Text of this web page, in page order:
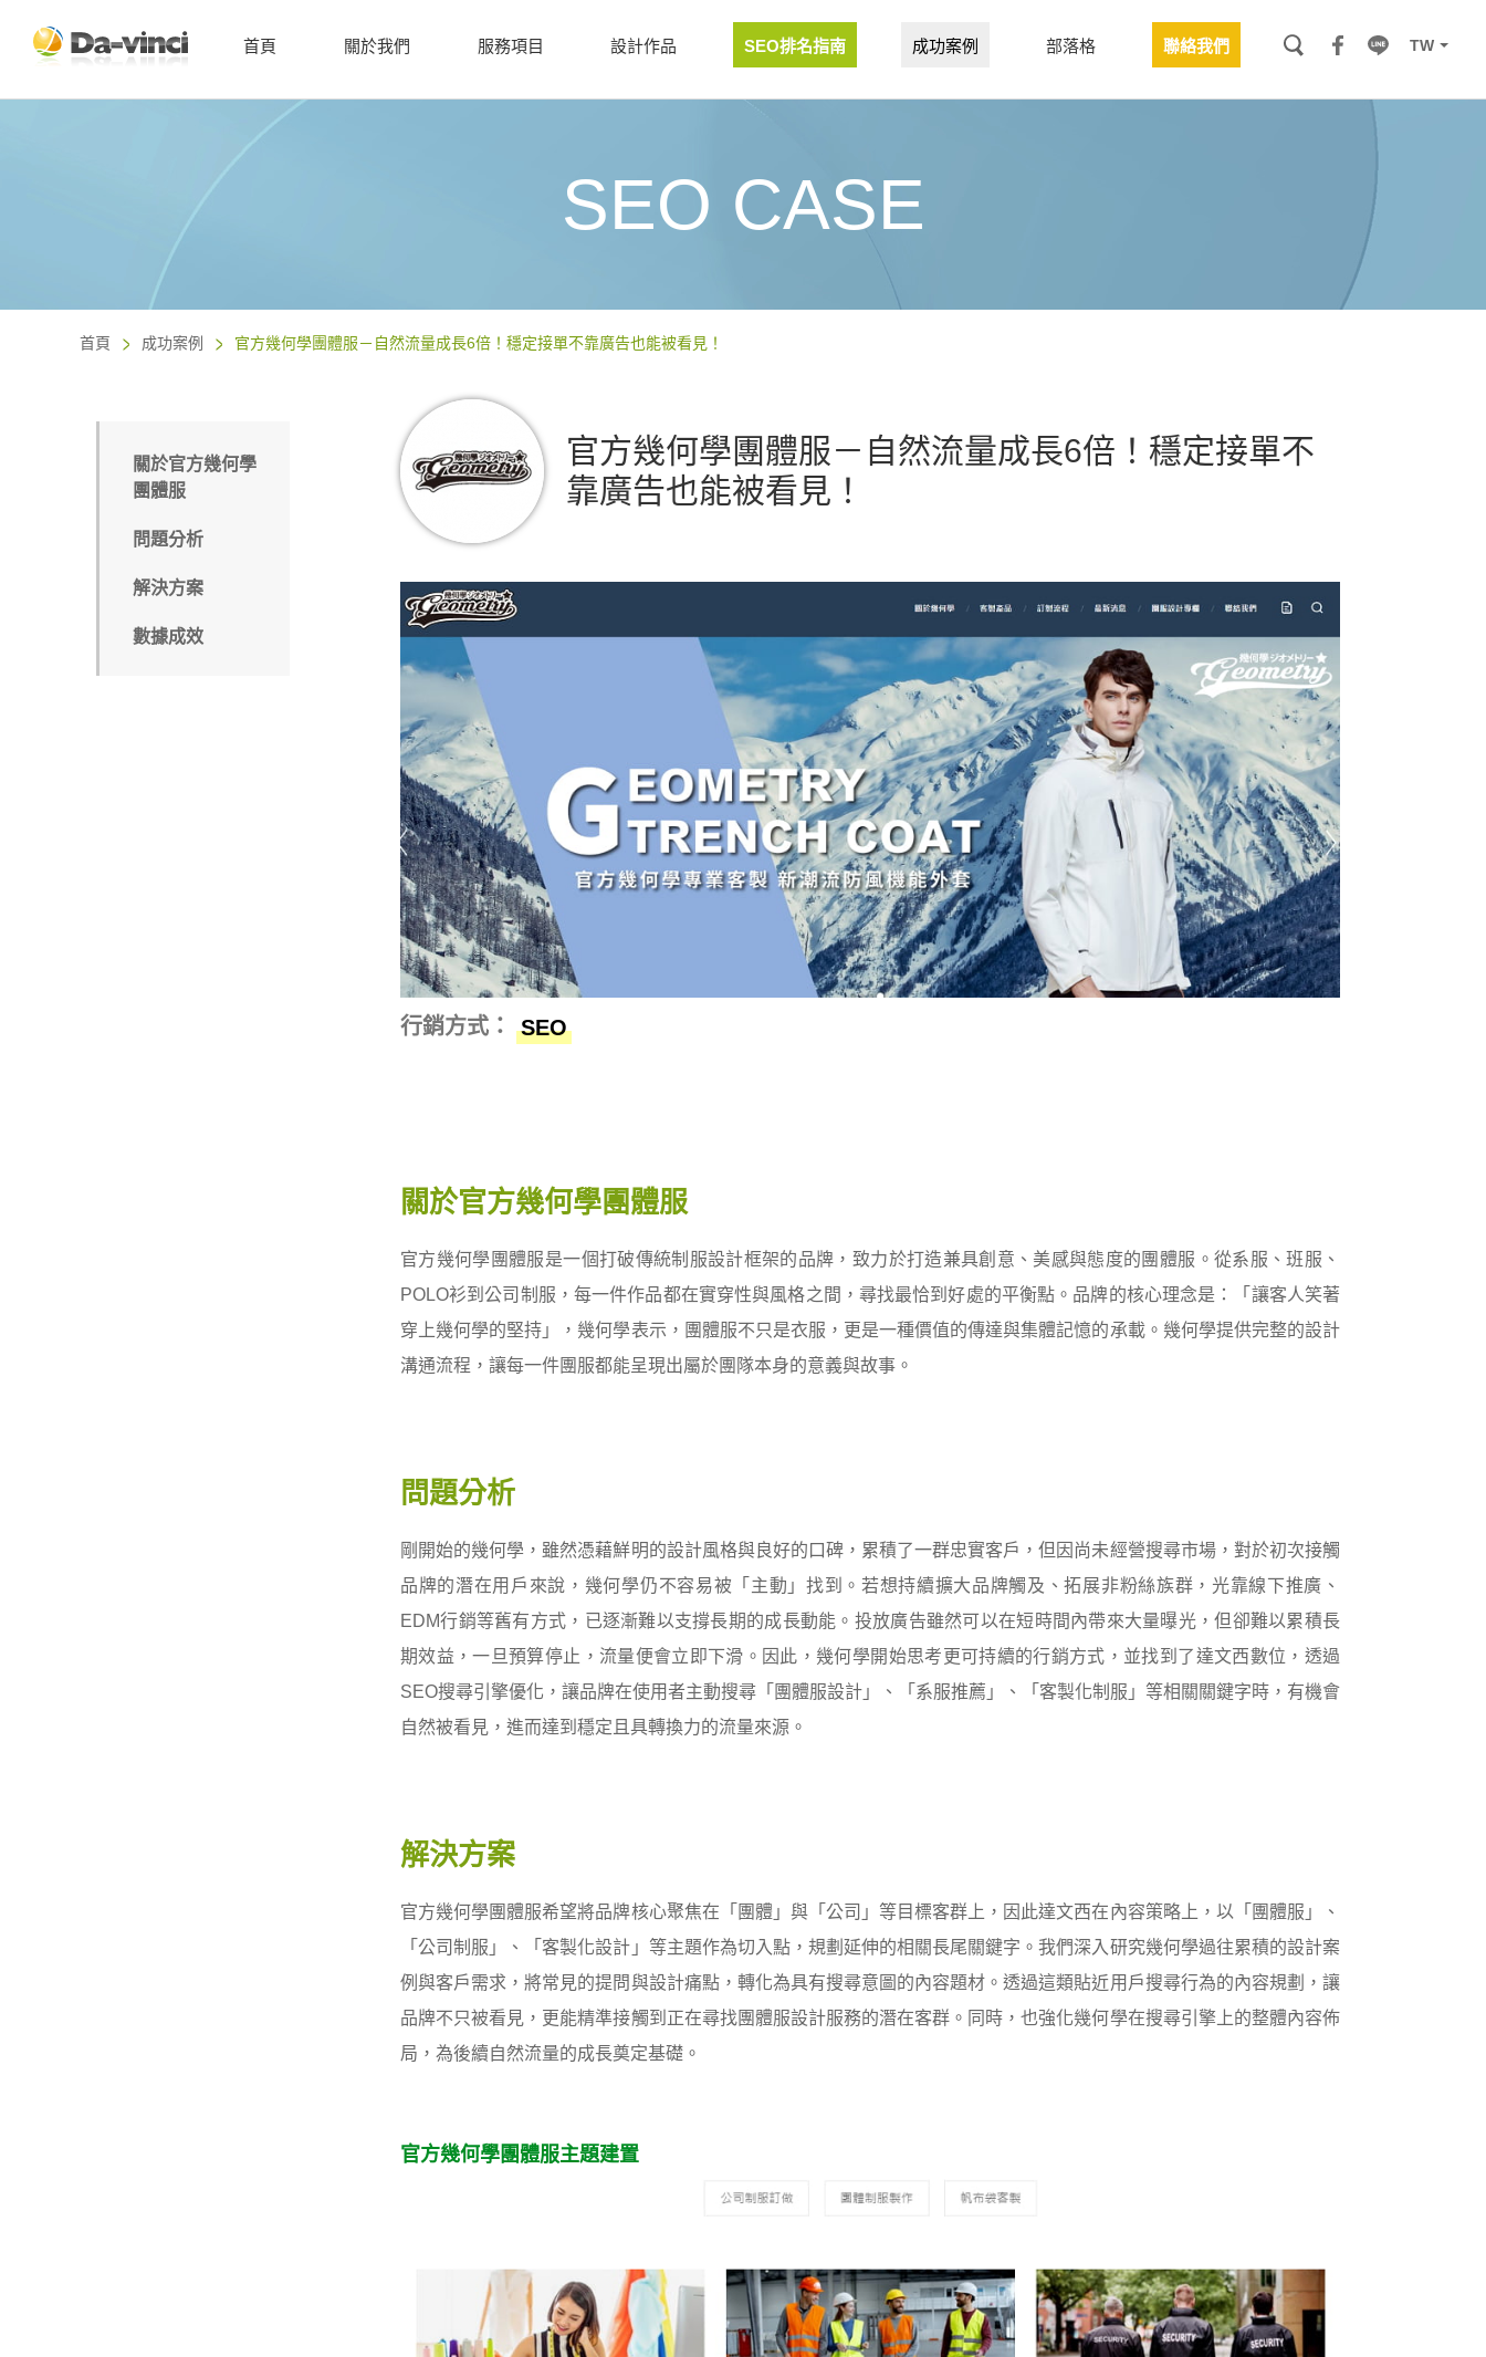
TW
首頁 關於我們 服務項目 設計作品 SEO排名指南 成功案例 部落格 聯絡我們
SEO CASE
首頁 成功案例 官方幾何學團體服－自然流量成長6倍！穩定接單不靠廣告也能被看見！
官方幾何學團體服－自然流量成長6倍！穩定接單不
靠廣告也能被看見！
行銷方式： SEO
關於官方幾何學團體服
官方幾何學團體服是一個打破傳統制服設計框架的品牌，致力於打造兼具創意、美感與態度的團體服。從系服、班服、
POLO衫到公司制服，每一件作品都在實穿性與風格之間，尋找最恰到好處的平衡點。品牌的核心理念是：「讓客人笑著
穿上幾何學的堅持」，幾何學表示，團體服不只是衣服，更是一種價值的傳達與集體記憶的承載。幾何學提供完整的設計
溝通流程，讓每一件團服都能呈現出屬於團隊本身的意義與故事。
問題分析
剛開始的幾何學，雖然憑藉鮮明的設計風格與良好的口碑，累積了一群忠實客戶，但因尚未經營搜尋市場，對於初次接觸
品牌的潛在用戶來說，幾何學仍不容易被「主動」找到。若想持續擴大品牌觸及、拓展非粉絲族群，光靠線下推廣、
EDM行銷等舊有方式，已逐漸難以支撐長期的成長動能。投放廣告雖然可以在短時間內帶來大量曝光，但卻難以累積長
期效益，一旦預算停止，流量便會立即下滑。因此，幾何學開始思考更可持續的行銷方式，並找到了達文西數位，透過
SEO搜尋引擎優化，讓品牌在使用者主動搜尋「團體服設計」、「系服推薦」、「客製化制服」等相關關鍵字時，有機會
自然被看見，進而達到穩定且具轉換力的流量來源。
解決方案
官方幾何學團體服希望將品牌核心聚焦在「團體」與「公司」等目標客群上，因此達文西在內容策略上，以「團體服」、
「公司制服」、「客製化設計」等主題作為切入點，規劃延伸的相關長尾關鍵字。我們深入研究幾何學過往累積的設計案
例與客戶需求，將常見的提問與設計痛點，轉化為具有搜尋意圖的內容題材。透過這類貼近用戶搜尋行為的內容規劃，讓
品牌不只被看見，更能精準接觸到正在尋找團體服設計服務的潛在客群。同時，也強化幾何學在搜尋引擎上的整體內容佈
局，為後續自然流量的成長奠定基礎。
官方幾何學團體服主題建置
關於官方幾何學
團體服
問題分析
解決方案
數據成效